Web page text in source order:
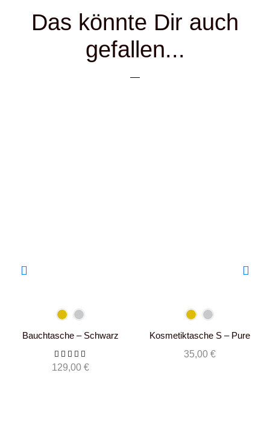
Das könnte Dir auch
gefallen...
Bauchtasche – Schwarz
129,00 €
Kosmetiktasche S – Pure
Beige
35,00 €